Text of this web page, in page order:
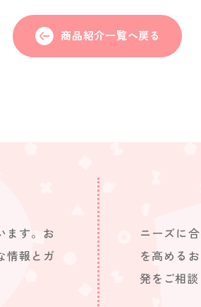
商品紹介一覧へ戻る
ます。お
情報とガ
ニーズに
を高める
発をご相談